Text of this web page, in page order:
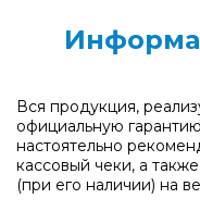
Вся продукция,
официальную
настоятельно
кассовый чеки, а
(при его наличии) на